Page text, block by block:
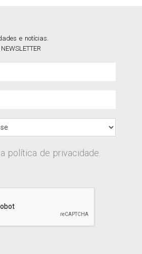
e notícias.
política de privacidade.